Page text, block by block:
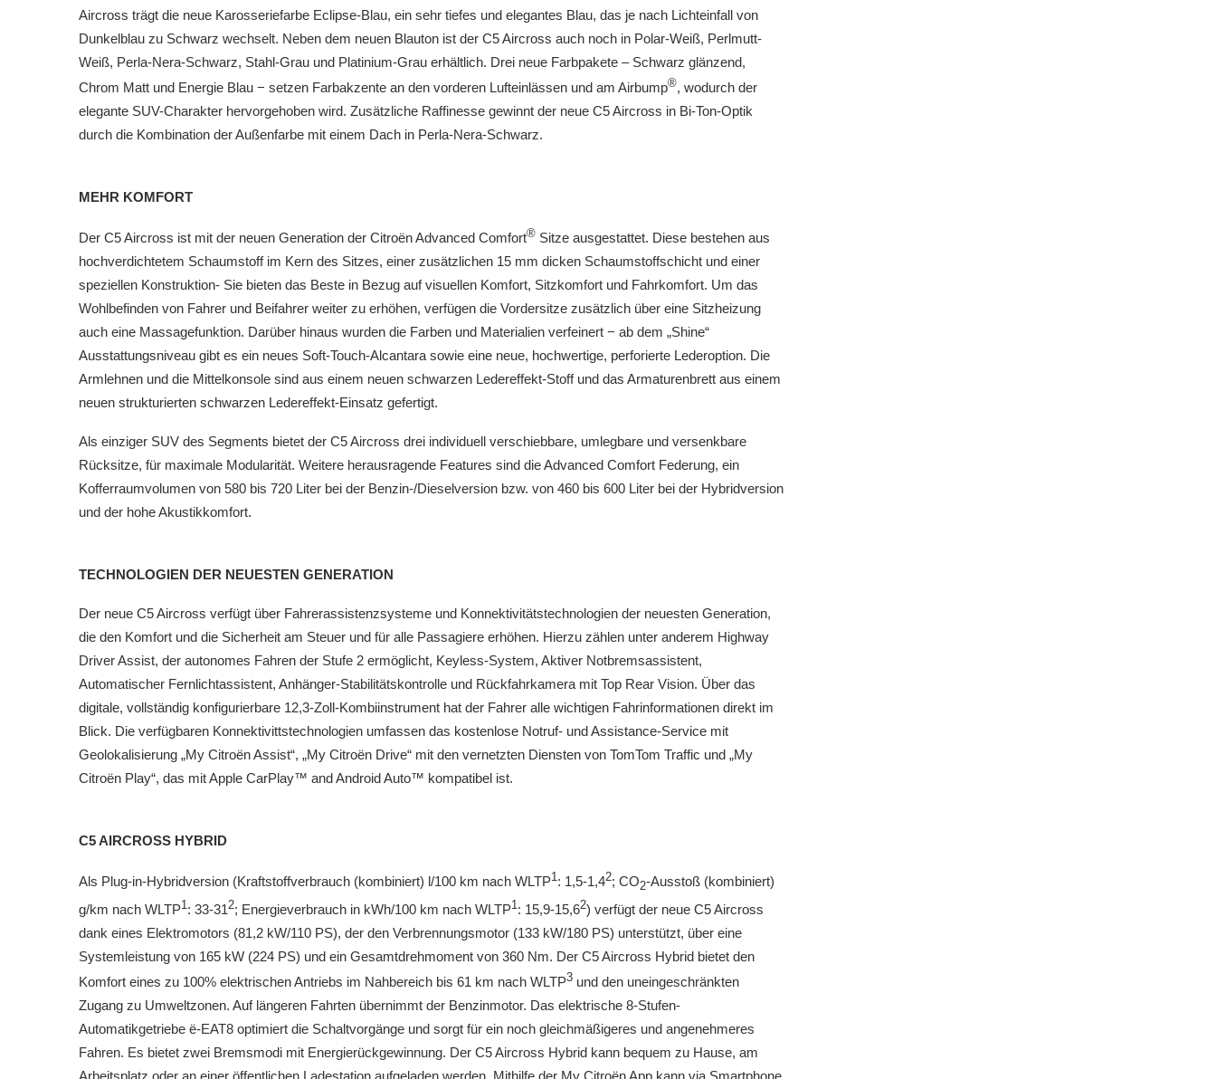
Aircross trägt die neue Karosseriefarbe Eclipse-Blau, ein sehr tiefes und elegantes Blau, das je nach Lichteinfall von
Dunkelblau zu Schwarz wechselt. Neben dem neuen Blauton ist der C5 Aircross auch noch in Polar-Weiß, Perlmutt-
Weiß, Perla-Nera-Schwarz, Stahl-Grau und Platinium-Grau erhältlich. Drei neue Farbpakete – Schwarz glänzend,
Chrom Matt und Energie Blau − setzen Farbakzente an den vorderen Lufteinlässen und am Airbump®, wodurch der
elegante SUV-Charakter hervorgehoben wird. Zusätzliche Raffinesse gewinnt der neue C5 Aircross in Bi-Ton-Optik
durch die Kombination der Außenfarbe mit einem Dach in Perla-Nera-Schwarz.
MEHR KOMFORT
Der C5 Aircross ist mit der neuen Generation der Citroën Advanced Comfort® Sitze ausgestattet. Diese bestehen aus
hochverdichtetem Schaumstoff im Kern des Sitzes, einer zusätzlichen 15 mm dicken Schaumstoffschicht und einer
speziellen Konstruktion- Sie bieten das Beste in Bezug auf visuellen Komfort, Sitzkomfort und Fahrkomfort. Um das
Wohlbefinden von Fahrer und Beifahrer weiter zu erhöhen, verfügen die Vordersitze zusätzlich über eine Sitzheizung
auch eine Massagefunktion. Darüber hinaus wurden die Farben und Materialien verfeinert − ab dem „Shine“
Ausstattungsniveau gibt es ein neues Soft-Touch-Alcantara sowie eine neue, hochwertige, perforierte Lederoption. Die
Armlehnen und die Mittelkonsole sind aus einem neuen schwarzen Ledereffekt-Stoff und das Armaturenbrett aus einem
neuen strukturierten schwarzen Ledereffekt-Einsatz gefertigt.
Als einziger SUV des Segments bietet der C5 Aircross drei individuell verschiebbare, umlegbare und versenkbare
Rücksitze, für maximale Modularität. Weitere herausragende Features sind die Advanced Comfort Federung, ein
Kofferraumvolumen von 580 bis 720 Liter bei der Benzin-/Dieselversion bzw. von 460 bis 600 Liter bei der Hybridversion
und der hohe Akustikkomfort.
TECHNOLOGIEN DER NEUESTEN GENERATION
Der neue C5 Aircross verfügt über Fahrerassistenzsysteme und Konnektivitätstechnologien der neuesten Generation,
die den Komfort und die Sicherheit am Steuer und für alle Passagiere erhöhen. Hierzu zählen unter anderem Highway
Driver Assist, der autonomes Fahren der Stufe 2 ermöglicht, Keyless-System, Aktiver Notbremsassistent,
Automatischer Fernlichtassistent, Anhänger-Stabilitätskontrolle und Rückfahrkamera mit Top Rear Vision. Über das
digitale, vollständig konfigurierbare 12,3-Zoll-Kombiinstrument hat der Fahrer alle wichtigen Fahrinformationen direkt im
Blick. Die verfügbaren Konnektivittstechnologien umfassen das kostenlose Notruf- und Assistance-Service mit
Geolokalisierung „My Citroën Assist“, „My Citroën Drive“ mit den vernetzten Diensten von TomTom Traffic und „My
Citroën Play“, das mit Apple CarPlay™ and Android Auto™ kompatibel ist.
C5 AIRCROSS HYBRID
Als Plug-in-Hybridversion (Kraftstoffverbrauch (kombiniert) l/100 km nach WLTP1: 1,5-1,42; CO2-Ausstoß (kombiniert)
g/km nach WLTP1: 33-312; Energieverbrauch in kWh/100 km nach WLTP1: 15,9-15,62) verfügt der neue C5 Aircross
dank eines Elektromotors (81,2 kW/110 PS), der den Verbrennungsmotor (133 kW/180 PS) unterstützt, über eine
Systemleistung von 165 kW (224 PS) und ein Gesamtdrehmoment von 360 Nm. Der C5 Aircross Hybrid bietet den
Komfort eines zu 100% elektrischen Antriebs im Nahbereich bis 61 km nach WLTP3 und den uneingeschränkten
Zugang zu Umweltzonen. Auf längeren Fahrten übernimmt der Benzinmotor. Das elektrische 8-Stufen-
Automatikgetriebe ë-EAT8 optimiert die Schaltvorgänge und sorgt für ein noch gleichmäßigeres und angenehmeres
Fahren. Es bietet zwei Bremsmodi mit Energierückgewinnung. Der C5 Aircross Hybrid kann bequem zu Hause, am
Arbeitsplatz oder an einer öffentlichen Ladestation aufgeladen werden. Mithilfe der My Citroën App kann via Smartphone